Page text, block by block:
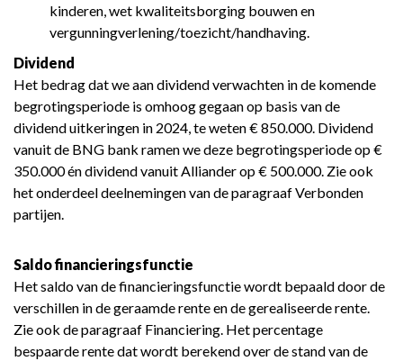
kinderen, wet kwaliteitsborging bouwen en
vergunningverlening/toezicht/handhaving.
Dividend
Het bedrag dat we aan dividend verwachten in de komende
begrotingsperiode is omhoog gegaan op basis van de
dividend uitkeringen in 2024, te weten € 850.000. Dividend
vanuit de BNG bank ramen we deze begrotingsperiode op €
350.000 én dividend vanuit Alliander op € 500.000. Zieook
het onderdeel deelnemingen van de paragraaf Verbonden
partijen.
Saldo financieringsfunctie
Het saldo van de financieringsfunctie wordt bepaald door de
verschillen in de geraamde rente en de gerealiseerde rente.
Zie ook de paragraaf Financiering. Het percentage
bespaarde rente dat wordt berekend over de stand van de